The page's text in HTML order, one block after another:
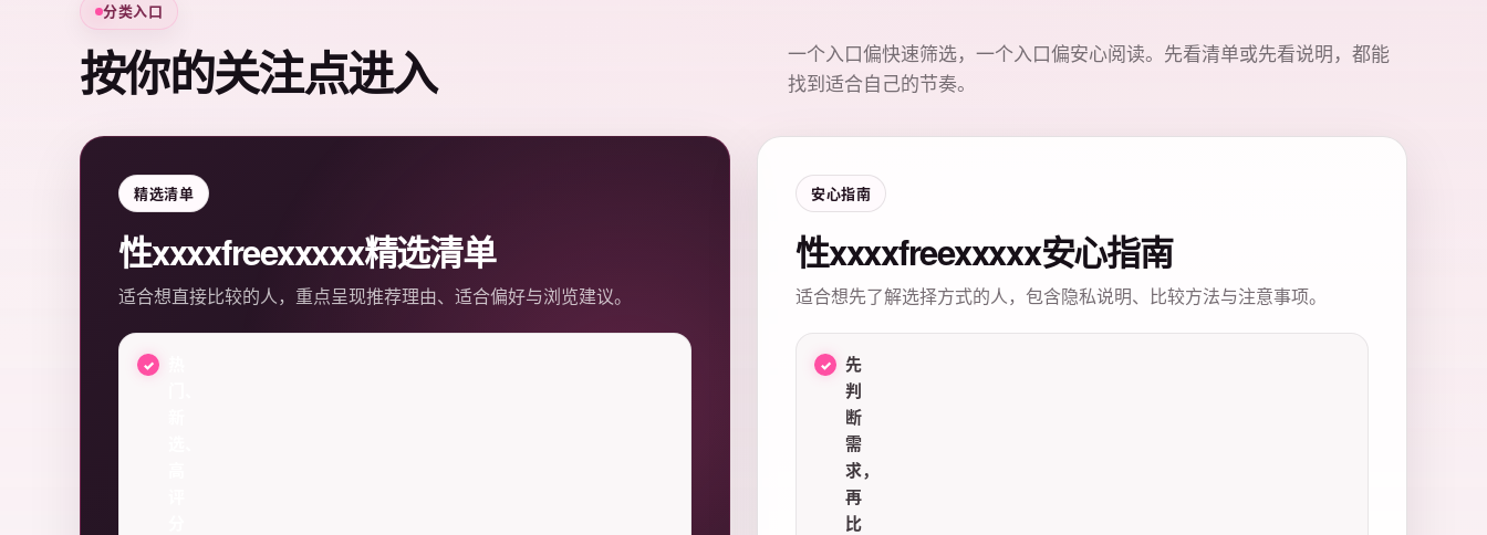
分类入口
按你的关注点进入
一个入口偏快速筛选，一个入口偏安心阅读。先看清单或先看说明，都能
找到适合自己的节奏。
精选清单
性xxxxfreexxxxx精选清单
适合想直接比较的人，重点呈现推荐理由、适合偏好与浏览建议。
安心指南
性xxxxfreexxxxx安心指南
适合想先了解选择方式的人，包含隐私说明、比较方法与注意事项。
先
判
断
需
求，
再
比